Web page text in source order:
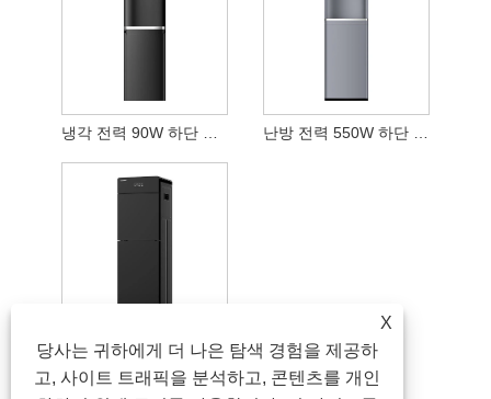
냉각 전력 90W 하단 부하 워터 디스펜서 난방 전력 550W 하단 부하 워터 디스펜서
3 탭 하단 부하 워터 디스펜서
X
당사는 귀하에게 더 나은 탐색 경험을 제공하
고, 사이트 트래픽을 분석하고, 콘텐츠를 개인